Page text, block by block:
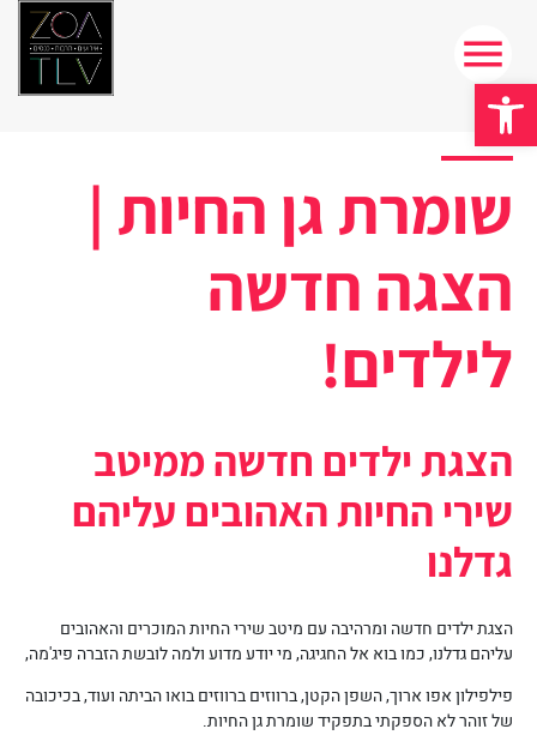
פתח סרגל נגישות
שומרת גן החיות |
הצגה חדשה
לילדים!
הצגת ילדים חדשה ממיטב
שירי החיות האהובים עליהם
גדלנו
הצגת ילדים חדשה ומרהיבה עם מיטב שירי החיות המוכרים והאהובים
עליהם גדלנו, כמו בוא אל החגיגה, מי יודע מדוע ולמה לובשת הזברה פיג'מה,
פילפילון אפו ארוך, השפן הקטן, ברווזים ברווזים בואו הביתה ועוד, בכיכובה
של זוהר לא הספקתי בתפקיד שומרת גן החיות.